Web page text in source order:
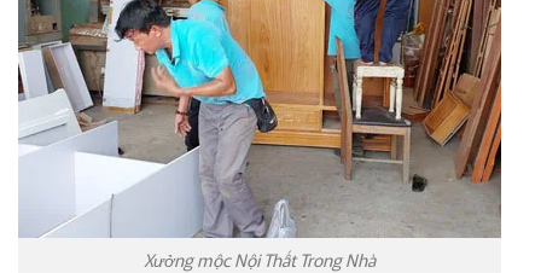
Xưởng mộc Nội Thất Trong Nhà